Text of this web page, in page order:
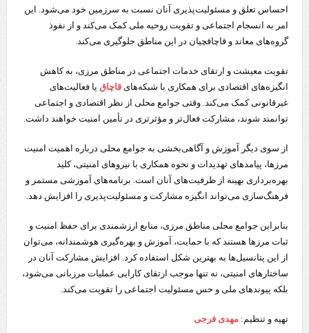
احساس تعلق و مسئولیت‌پذیری آنان نسبت به سرزمین خود می‌شود. این
امر به انسجام اجتماعی و تقویت روحیه ملی کمک می‌کند و از نفوذ
گروه‌های معاند و قاچاقچیان در این مناطق جلوگیری می‌کند.
تقویت معیشت و ارتقای خدمات اجتماعی در مناطق مرزی، به کاهش
انگیزه‌های اقتصادی برای همکاری با شبکه‌های قاچاقیا فعالیت‌های
غیرقانونی کمک می‌کند. وقتی جوامع محلی از نظر اقتصادی و اجتماعی
توانمند شوند، مشارکت فعال‌تر و مؤثرتری در تأمین امنیت خواهند داشت.
از سوی دیگر آموزش و آگاهی‌بخشی به جوامع محلی درباره اهمیت امنیت
مرزها، پیامدهای تهدیدات و نحوه همکاری با نیروهای امنیتی، کلید
بهره‌برداری بهینه از ظرفیت‌های آنان است. برنامه‌های آموزشی مستمر و
فرهنگ‌سازی می‌تواند انگیزه مشارکت و مسئولیت‌پذیری را افزایش دهد.
بنابراین جوامع محلی مناطق مرزی، منابع ارزشمندی برای حفظ امنیت و
ثبات مرزها هستند که با حمایت، آموزش و بهره‌گیری هوشمندانه، می‌توان
از این پتانسیل‌ها به بهترین شکل استفاده کرد. افزایش مشارکت آنان در
ساختارهای امنیتی، نه تنها موجب ارتقای کارایی عملیات مرزبانی می‌شود،
بلکه پیوندهای ملی و حس مسئولیت اجتماعی را تقویت می‌کند.
تهیه و تنظیم: مهدی فرجی